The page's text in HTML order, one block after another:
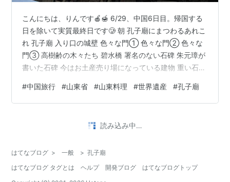
こんにちは、りんです🍎🍯 6/29、中国6日目。帰国する
日を除いて実質最終日です🥲 朝 孔子廟にまつわるあれこ
れ 孔子廟 入り口の城壁 色々な門① 色々な門② 色々な
門③ 高樹齢の木々たち 碧水橋 署名のない石碑 朱元璋が
書いた石碑 今はお土産売り場になっている建物 重い石碑
齢 ！大成殿！ 孔子の母親が使った井戸 孔府 重光門 仕事
場所 プライベートゾーン お庭 ps.ちょっとしたこと お昼
御飯 朝 眠い＋お腹は満腹ということでこの旅初めての朝
#中国旅行 #山東省 #山東料理 #世界遺産 #孔子廟
読み込み中…
はてなブログ > 一般 > 孔子廟
はてなブログ タグとは
ヘルプ 開発ブログ
はてなブログトップ